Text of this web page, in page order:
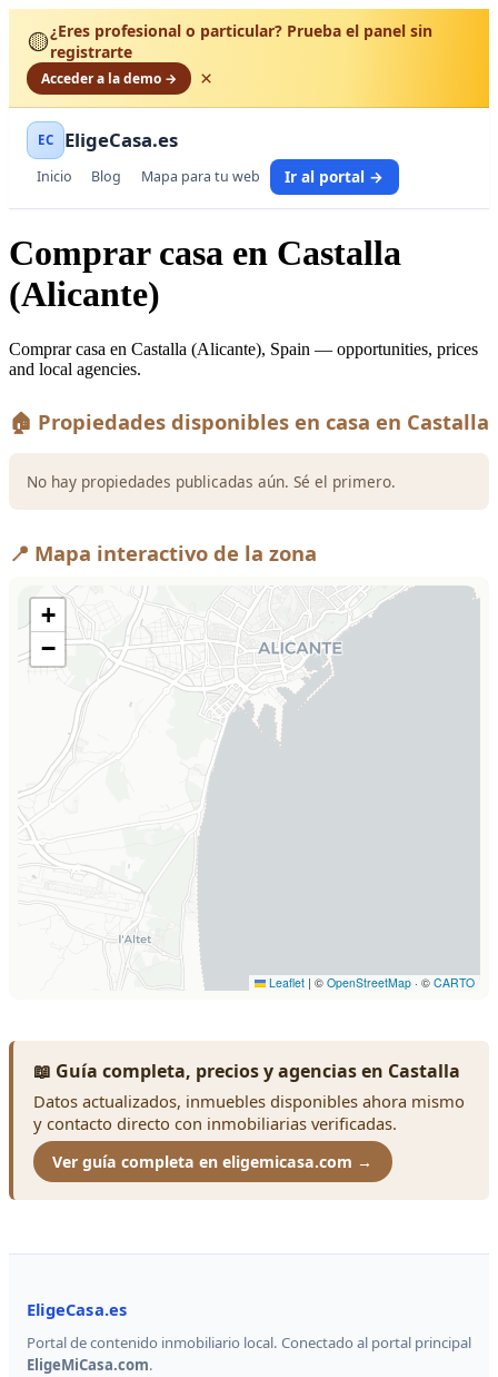
🟡¿Eres profesional o particular? Prueba el panel sin
registrarte
Acceder a la demo → ×
EC EligeCasa.es
Inicio Blog Mapa para tu web Ir al portal →
Comprar casa en Castalla
(Alicante)
Comprar casa en Castalla (Alicante), Spain — opportunities, prices
and local agencies.
🏠 Propiedades disponibles en casa en Castalla
No hay propiedades publicadas aún. Sé el primero.
📍 Mapa interactivo de la zona
📖 Guía completa, precios y agencias en Castalla
Datos actualizados, inmuebles disponibles ahora mismo
y contacto directo con inmobiliarias verificadas.
Ver guía completa en eligemicasa.com →
EligeCasa.es
Portal de contenido inmobiliario local. Conectado al portal principal
EligeMiCasa.com.